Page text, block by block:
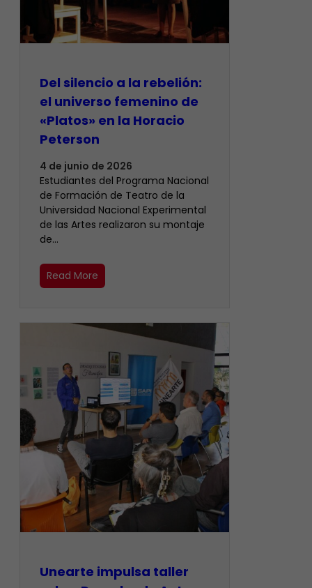
Del silencio a la rebelión:
el universo femenino de
«Platos» en la Horacio
Peterson
4 de junio de 2026
Estudiantes del Programa Nacional
de Formación de Teatro de la
Universidad Nacional Experimental
de las Artes realizaron su montaje
de…
Read More
Unearte impulsa taller